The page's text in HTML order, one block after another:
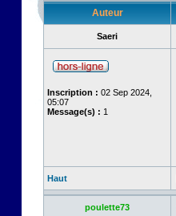
Auteur
Saeri
Inscription : 02 Sep 2024,
05:07
Message(s) : 1
Haut
poulette73